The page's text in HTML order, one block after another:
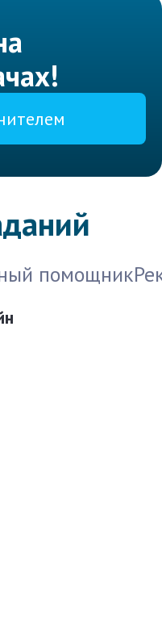
помощник